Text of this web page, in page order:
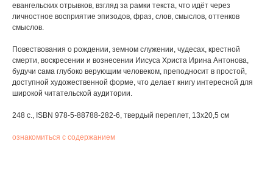
евангельских отрывков, взгляд за рамки текста, что идёт через
личностное восприятие эпизодов, фраз, слов, смыслов, оттенков
смыслов.
Повествования о рождении, земном служении, чудесах, крестной
смерти, воскресении и вознесении Иисуса Христа Ирина Антонова,
будучи сама глубоко верующим человеком, преподносит в простой,
доступной художественной форме, что делает книгу интересной для
широкой читательской аудитории.
248 с., ISBN 978-5-88788-282-6, твердый переплет, 13х20,5 см
ознакомиться с содержанием